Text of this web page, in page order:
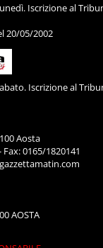
Iscrizione al
20/05/2002
Iscrizione al
Aosta
0165/1820141
AOSTA